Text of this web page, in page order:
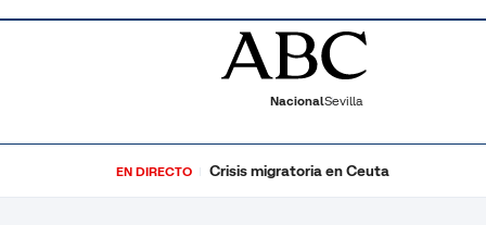
NacionalSevilla
EN DIRECTO Crisis migratoria en Ceuta